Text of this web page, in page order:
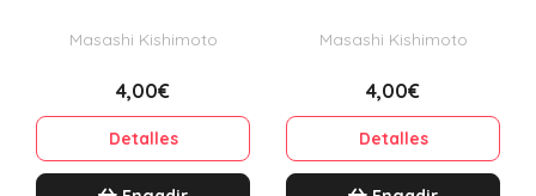
Masashi Kishimoto
4,00€
Detalles
Masashi Kishimoto
4,00€
Detalles